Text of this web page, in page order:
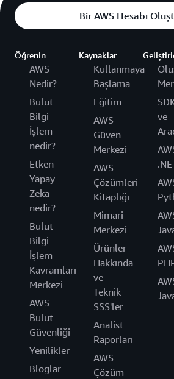
Bir AWS Hesabı
Öğrenin
AWS
Nedir?
Bulut
Bilgi
İşlem
nedir?
Etken
Yapay
Zeka
nedir?
Bulut
Bilgi
İşlem
Kavramları
Merkezi
AWS
Bulut
Güvenliği
Yenilikler
Bloglar
Kaynaklar
Kullanmaya
Başlama
Eğitim
AWS
Güven
Merkezi
AWS
Çözümleri
Kitaplığı
Mimari
Merkezi
Ürünler
Hakkında
ve
Teknik
SSS'ler
Analist
Raporları
AWS
Çözüm
ve